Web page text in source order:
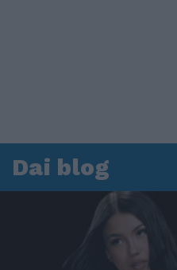
Dai blog